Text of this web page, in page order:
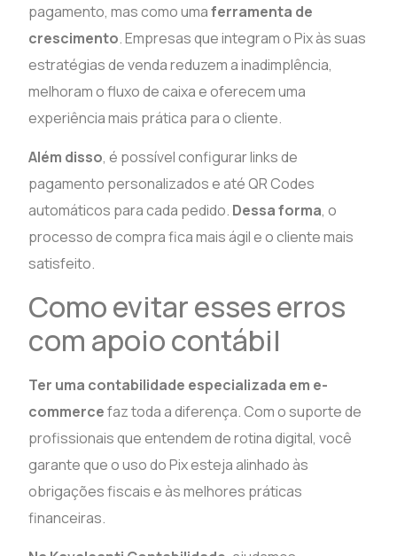
pagamento, mas como umaferramenta de
crescimento. Empresas que integram o Pix às suas
estratégias de venda reduzem a inadimplência,
melhoram o fluxo de caixa e oferecem uma
experiência mais prática para o cliente.
Além disso, é possível configurar links de
pagamento personalizados e até QR Codes
automáticos para cada pedido. Dessa forma, o
processo de compra fica mais ágil e o cliente mais
satisfeito.
Como evitar esses erros
com apoio contábil
Ter uma contabilidade especializada em e-
commercefaz toda a diferença. Com o suporte de
profissionais que entendem de rotina digital, você
garante que o uso do Pix esteja alinhado às
obrigações fiscais e às melhores práticas
financeiras.